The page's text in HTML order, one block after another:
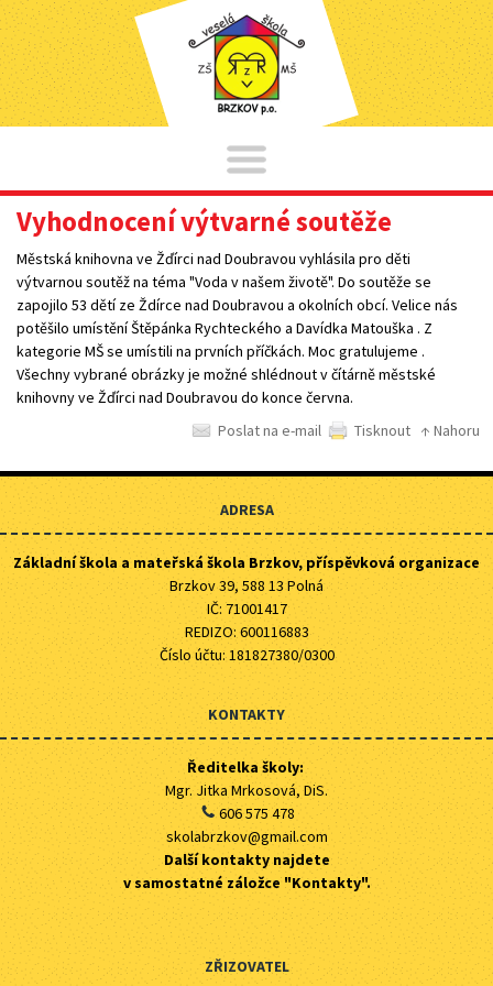
Vyhodnocení výtvarné soutěže
Městská knihovna ve Žďírci nad Doubravou vyhlásila pro děti
výtvarnou soutěž na téma "Voda v našem životě". Do soutěže se
zapojilo 53 dětí ze Ždírce nad Doubravou a okolních obcí. Velice nás
potěšilo umístění Štěpánka Rychteckého a Davídka Matouška . Z
kategorie MŠ se umístili na prvních příčkách. Moc gratulujeme .
Všechny vybrané obrázky je možné shlédnout v čítárně městské
knihovny ve Žďírci nad Doubravou do konce června.
Poslat na e-mail
Tisknout ↑ Nahoru
ADRESA
Základní škola a mateřská škola Brzkov, příspěvková organizace
Brzkov 39, 588 13 Polná
IČ: 71001417
REDIZO: 600116883
Číslo účtu: 181827380/0300
KONTAKTY
Ředitelka školy:
Mgr. Jitka Mrkosová, DiS.
606 575 478
skolabrzkov@gmail.com
Další kontakty najdete
v samostatné záložce "Kontakty".
ZŘIZOVATEL